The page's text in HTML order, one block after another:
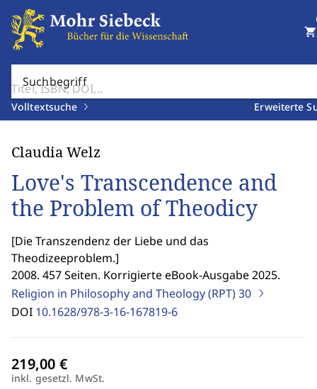
Suchbegriff
Volltextsuche Erweiterte
shopping_cart
Claudia Welz
Love's Transcendence and
the Problem of Theodicy
[Die Transzendenz der Liebe und das
Theodizeeproblem.]
2008. 457 Seiten. Korrigierte eBook-Ausgabe 2025.
Religion in Philosophy and Theology (RPT)30
DOI 10.1628/978-3-16-167819-6
inkl. gesetzl. MwSt.